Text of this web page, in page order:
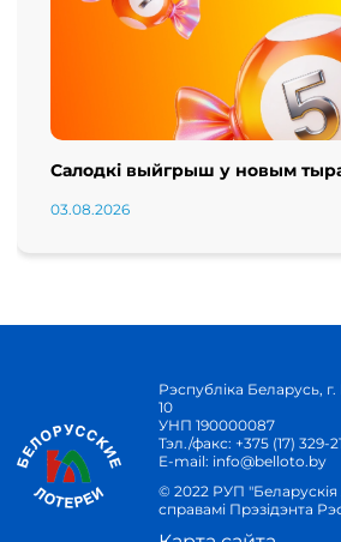
Салодкі выйгрыш у новым
03.08.2026
Рэспубліка Беларусь,
10
УНП 190000087
Тэл./факс: +375 (17) 329-
E-mail: info@belloto.by
© 2022 РУП "Беларускія
справамі Прэзідэнта